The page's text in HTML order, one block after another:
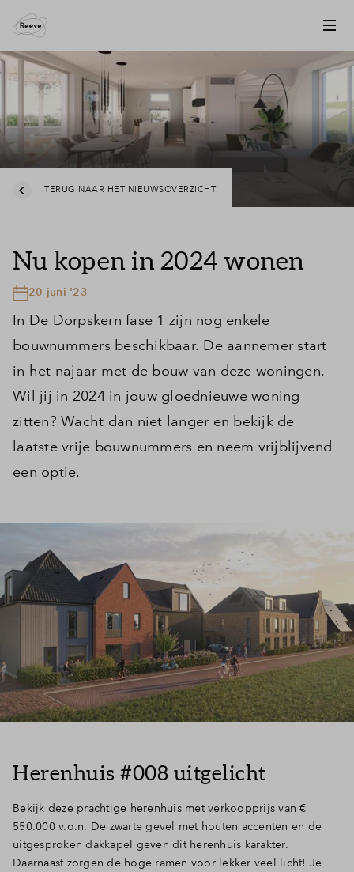
TERUG NAAR HET NIEUWSOVERZICHT
Nu kopen in 2024 wonen
20 juni '23
In De Dorpskern fase 1 zijn nog enkele
bouwnummers beschikbaar. De aannemer start
in het najaar met de bouw van deze woningen.
Wil jij in 2024 in jouw gloednieuwe woning
zitten? Wacht dan niet langer en bekijk de
laatste vrije bouwnummers en neem vrijblijvend
een optie.
Herenhuis #008 uitgelicht
Bekijk deze prachtige herenhuis met verkoopprijs van €
550.000 v.o.n. De zwarte gevel met houten accenten en de
uitgesproken dakkapel geven dit herenhuis karakter.
Daarnaast zorgen de hoge ramen voor lekker veel licht! Je